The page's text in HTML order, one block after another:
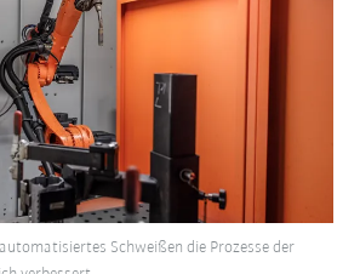
Schweißen die Prozesse der